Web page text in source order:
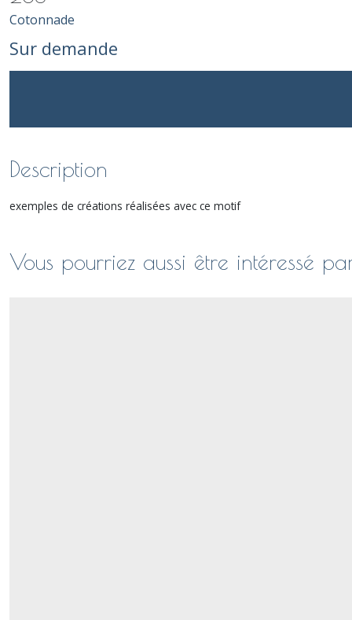
Cotonnade
Sur demande
Description
exemples de créations réalisées avec ce motif
Vous pourriez aussi être intéressé